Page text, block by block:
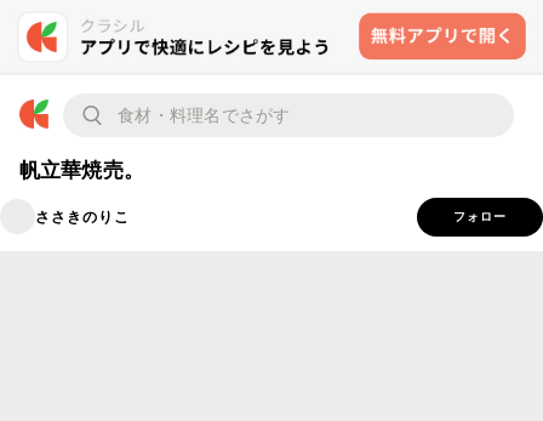
帆立華焼売。
ささきのりこ フォロー